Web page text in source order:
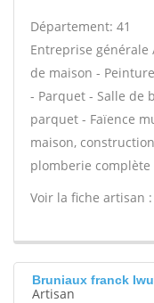
Département: 41
Entreprise générale
de maison -
- Parquet - Salle de
parquet - Faïence
maison,
plomberie
Voir la fiche artisan :
Bruniaux franck
Artisan